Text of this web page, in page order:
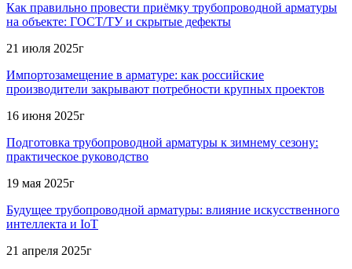
Как правильно провести приёмку трубопроводной арматуры
на объекте: ГОСТ/ТУ и скрытые дефекты
21 июля 2025г
Импортозамещение в арматуре: как российские
производители закрывают потребности крупных проектов
16 июня 2025г
Подготовка трубопроводной арматуры к зимнему сезону:
практическое руководство
19 мая 2025г
Будущее трубопроводной арматуры: влияние искусственного
интеллекта и IoT
21 апреля 2025г